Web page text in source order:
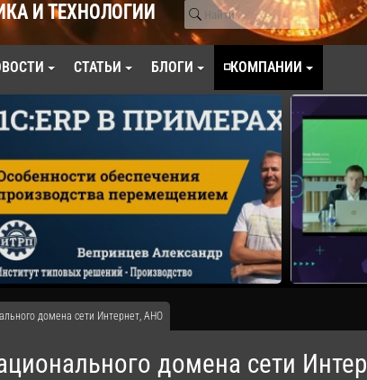
И ТЕХНОЛОГИИ
СТАТЬИ БЛОГИ ◽КОМПАНИИ
домена сети Интернет, АНО
домена сети